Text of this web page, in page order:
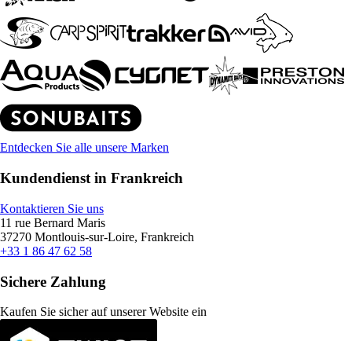
Entdecken Sie alle unsere Marken
Kundendienst in Frankreich
Kontaktieren Sie uns
11 rue Bernard Maris
37270 Montlouis-sur-Loire, Frankreich
+33 1 86 47 62 58
Sichere Zahlung
Kaufen Sie sicher auf unserer Website ein